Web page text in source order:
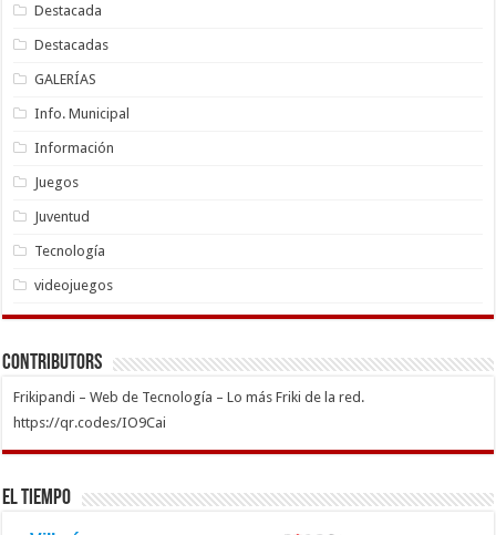
Destacada
Destacadas
GALERÍAS
Info. Municipal
Información
Juegos
Juventud
Tecnología
videojuegos
Contributors
Frikipandi – Web de Tecnología – Lo más Friki de la red.
https://qr.codes/IO9Cai
El Tiempo